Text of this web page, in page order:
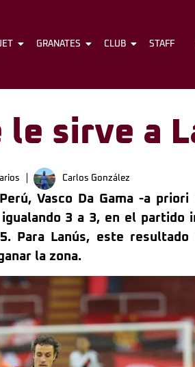
FÚTBOL BÁSQUET GRANATES
GRANATES CLUB STAFF
sirve a
Carlos González
Vasco Da Gama -a
3 a 3, en el partido
Para Lanús, este
la zona.